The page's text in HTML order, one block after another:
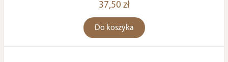
37,50 zł
Do koszyka